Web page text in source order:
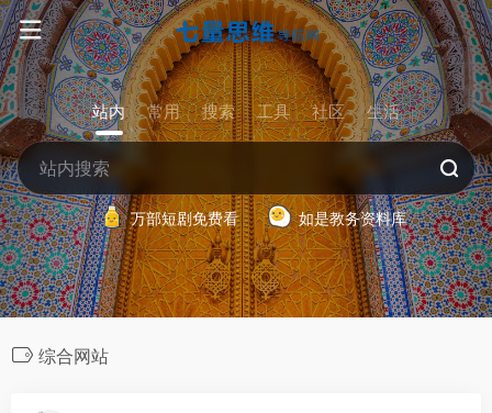
站内 常用 搜索 工具 社区 生活
万部短剧免费看 如是教务资料库
综合网站